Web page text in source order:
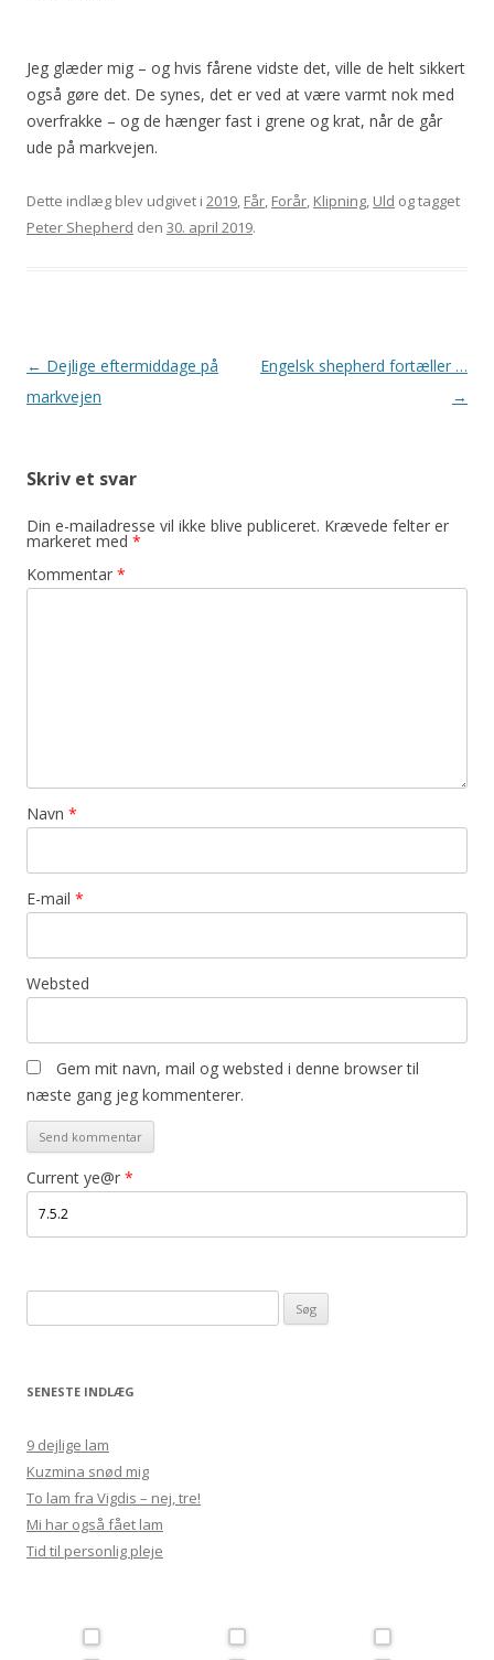
Jeg glæder mig – og hvis fårene vidste det, ville de helt sikkert
også gøre det. De synes, det er ved at være varmt nok med
overfrakke – og de hænger fast i grene og krat, når de går
ude på markvejen.
Dette indlæg blev udgivet i 2019, Får, Forår, Klipning, Uld og tagget
Peter Shepherd den 30. april 2019.
Indlægsnavigation
← Dejlige eftermiddage på
markvejen
Engelsk shepherd fortæller …
→
Skriv et svar
Din e-mailadresse vil ikke blive publiceret. Krævede felter er
markeret med *
Kommentar *
Navn *
E-mail *
Websted
Gem mit navn, mail og websted i denne browser til
næste gang jeg kommenterer.
Current ye@r *
efter:
SENESTE INDLÆG
9 dejlige lam
Kuzmina snød mig
To lam fra Vigdis – nej, tre!
Mi har også fået lam
Tid til personlig pleje